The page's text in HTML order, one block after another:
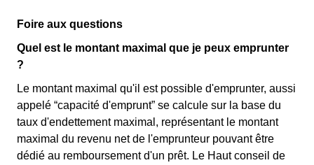
Foire aux questions
Quel est le montant maximal que je peux emprunter
?
Le montant maximal qu'il est possible d'emprunter, aussi
appelé “capacité d'emprunt” se calcule sur la base du
taux d'endettement maximal, représentant le montant
maximal du revenu net de l'emprunteur pouvant être
dédié au remboursement d'un prêt. Le Haut conseil de